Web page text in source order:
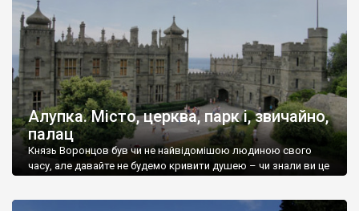
Алупка. Місто, церква, парк і, звичайно,
палац
Князь Воронцов був чи не найвідомішою людиною свого
часу, але давайте не будемо кривити душею – чи знали ви це